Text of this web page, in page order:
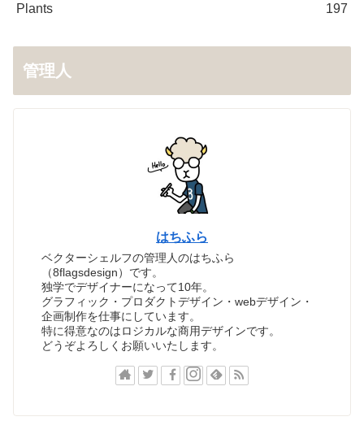
Plants 197
管理人
はちふら
ベクターシェルフの管理人のはちふら
（8flagsdesign）です。
独学でデザイナーになって10年。
グラフィック・プロダクトデザイン・webデザイン・
企画制作を仕事にしています。
特に得意なのはロジカルな商用デザインです。
どうぞよろしくお願いいたします。